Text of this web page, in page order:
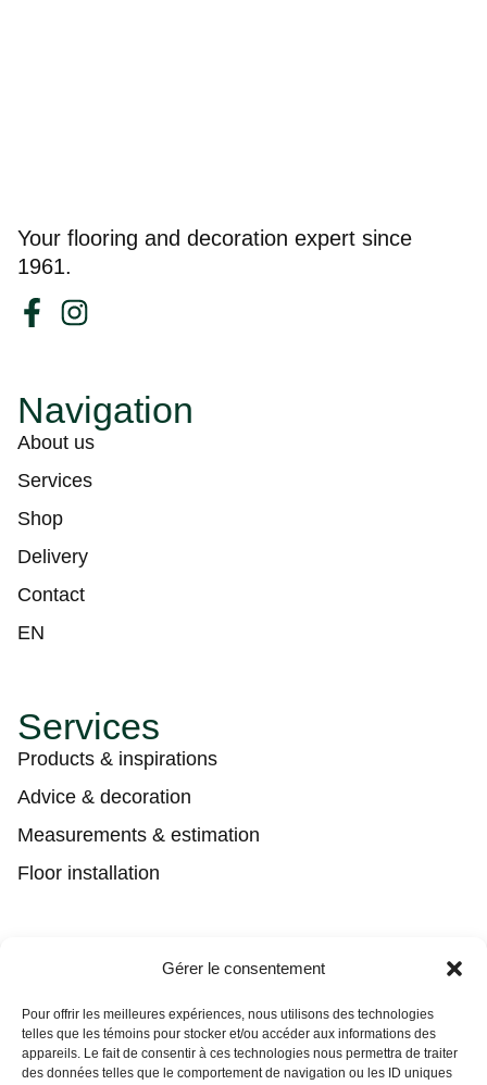
Gérer le consentement
Pour offrir les meilleures expériences, nous utilisons des technologies
telles que les témoins pour stocker et/ou accéder aux informations des
appareils. Le fait de consentir à ces technologies nous permettra de traiter
des données telles que le comportement de navigation ou les ID uniques
Your flooring and decoration expert since
1961.
Navigation
About us
Services
Shop
Delivery
Contact
EN
Services
Products & inspirations
Advice & decoration
Measurements & estimation
Floor installation
tgl@tapisguylaberge.com